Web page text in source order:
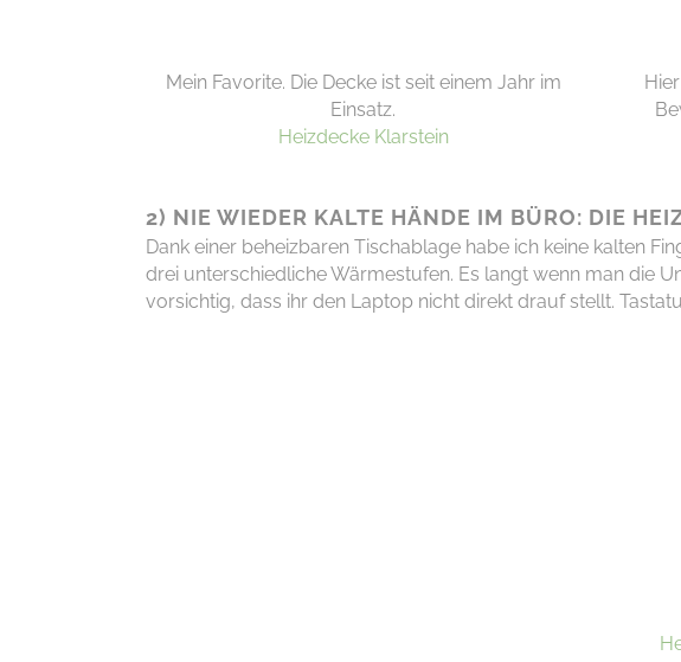
Mein Favorite. Die Decke ist seit einem Jahr im
Einsatz.
Heizdecke Klarstein
2) NIE WIEDER KALTE HÄNDE IM BÜRO: DIE
Dank einer beheizbaren Tischablage habe ich keine kalten
drei unterschiedliche Wärmestufen. Es langt wenn man die
vorsichtig, dass ihr den Laptop nicht direkt drauf stellt.